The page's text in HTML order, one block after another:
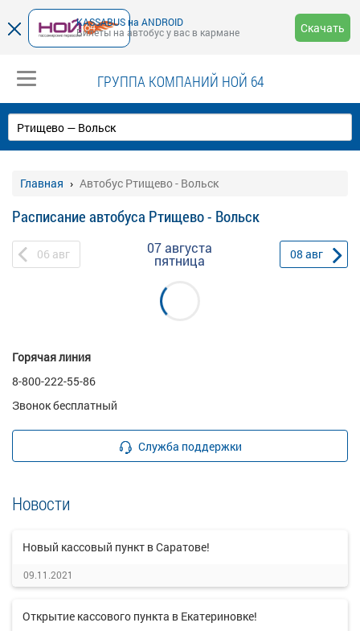
KASSABUS на ANDROID
Билеты на автобус у вас в кармане
Скачать
ГРУППА КОМПАНИЙ НОЙ 64
Главная Автобус Ртищево - Вольск
Расписание автобуса Ртищево - Вольск
06 авг 07 августа
пятница 08 авг
Горячая линия
8-800-222-55-86
Звонок бесплатный
Служба поддержки
Новости
Новый кассовый пункт в Саратове!
09.11.2021
Открытие кассового пункта в Екатериновке!